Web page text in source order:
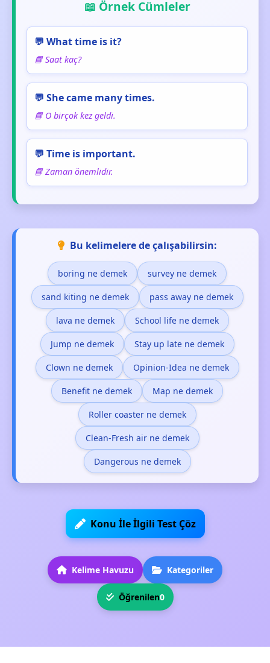
📖 Örnek Cümleler
💬 What time is it?
📘 Saat kaç?
💬 She came many times.
📘 O birçok kez geldi.
💬 Time is important.
📘 Zaman önemlidir.
Bu kelimelere de çalışabilirsin:
boring ne demek survey ne demek
sand kiting ne demek pass away ne demek
lava ne demek School life ne demek
Jump ne demek Stay up late ne demek
Clown ne demek Opinion-Idea ne demek
Benefit ne demek Map ne demek
Roller coaster ne demek
Clean-Fresh air ne demek
Dangerous ne demek
Konu İle İlgili Test Çöz
Kelime Havuzu Kategoriler
Öğrenilen0